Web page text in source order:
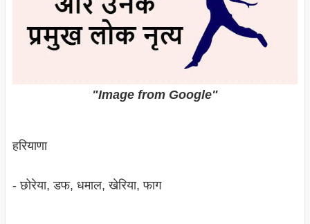
"Image from Google"
हरियाणा
- छोरेया, डफ, धमाल, खेरिया, फाग